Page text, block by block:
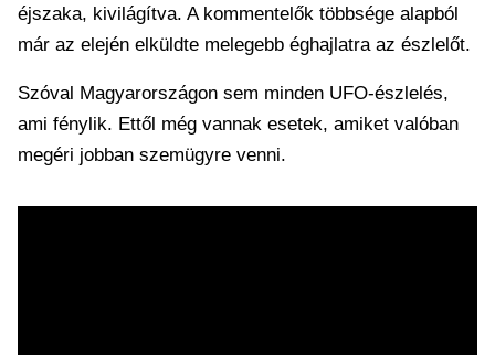
éjszaka, kivilágítva. A kommentelők többsége alapból
már az elején elküldte melegebb éghajlatra az észlelőt.
Szóval Magyarországon sem minden UFO-észlelés,
ami fénylik. Ettől még vannak esetek, amiket valóban
megéri jobban szemügyre venni.